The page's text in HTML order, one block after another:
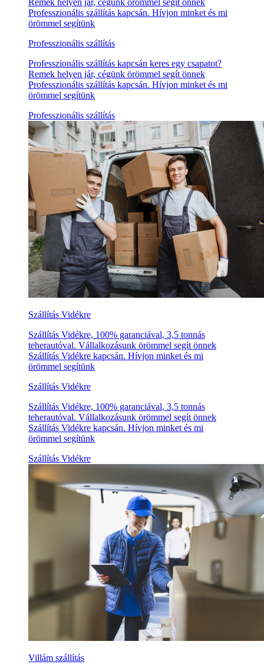
Remek helyen jár, cégünk örömmel segít önnek
Professzionális szállítás kapcsán. Hívjon minket és mi
örömmel segítünk
Professzionális szállítás
Professzionális szállítás kapcsán keres egy csapatot?
Remek helyen jár, cégünk örömmel segít önnek
Professzionális szállítás kapcsán. Hívjon minket és mi
örömmel segítünk
Professzionális szállítás
Szállítás Vidékre
Szállítás Vidékre, 100% garanciával, 3,5 tonnás
teherautóval. Vállalkozásunk örömmel segít önnek
Szállítás Vidékre kapcsán. Hívjon minket és mi
örömmel segítünk
Szállítás Vidékre
Szállítás Vidékre, 100% garanciával, 3,5 tonnás
teherautóval. Vállalkozásunk örömmel segít önnek
Szállítás Vidékre kapcsán. Hívjon minket és mi
örömmel segítünk
Szállítás Vidékre
Villám szállítás